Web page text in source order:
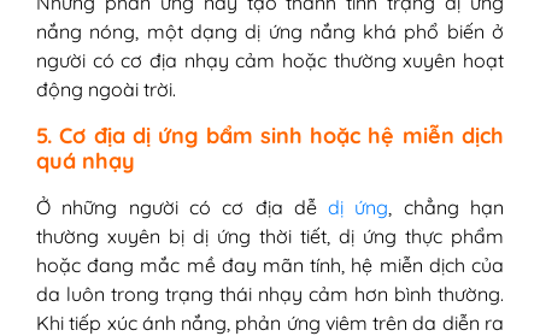
nắng nóng, một dạng dị ứng nắng khá phổ biến ở
người có cơ địa nhạy cảm hoặc thường xuyên hoạt
động ngoài trời.
5. Cơ địa dị ứng bẩm sinh hoặc hệ miễn dịch
quá nhạy
Ở những người có cơ địa dễdị ứng , chẳng hạn
thường xuyên bị dị ứng thời tiết, dị ứng thực phẩm
hoặc đang mắc mề đay mãn tính, hệ miễn dịch của
da luôn trong trạng thái nhạy cảm hơn bình thường.
Khi tiếp xúc ánh nắng, phản ứng viêm trên da diễn ra